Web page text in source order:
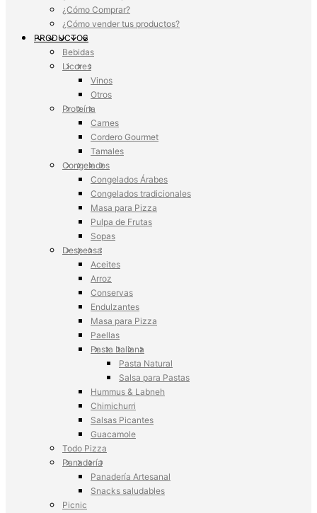
¿Cómo Comprar?
¿Cómo vender tus productos?
PRODUCTOS
Bebidas
Licores
Vinos
Otros
Proteína
Carnes
Cordero Gourmet
Tamales
Congelados
Congelados Árabes
Congelados tradicionales
Masa para Pizza
Pulpa de Frutas
Sopas
Despensa
Aceites
Arroz
Conservas
Endulzantes
Masa para Pizza
Paellas
Pasta Italiana
Pasta Natural
Salsa para Pastas
Hummus & Labneh
Chimichurri
Salsas Picantes
Guacamole
Todo Pizza
Panadería
Panadería Artesanal
Snacks saludables
Picnic